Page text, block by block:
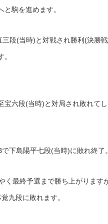
駒を進めます。
段(当時)と対戦され勝利(決勝戦)
宝六段(当時)と対局され敗れてし
下島陽平七段(当時)に敗れ終了。
く最終予選まで勝ち上がりますが
九段に敗れます。